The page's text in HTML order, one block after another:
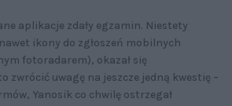
aplikacje zdały egzamin. Niestety
ikony do zgłoszeń mobilnych
fotoradarem), okazał się
zwrócić uwagę na jeszcze jedną kwestię –
Yanosik co chwilę ostrzegał